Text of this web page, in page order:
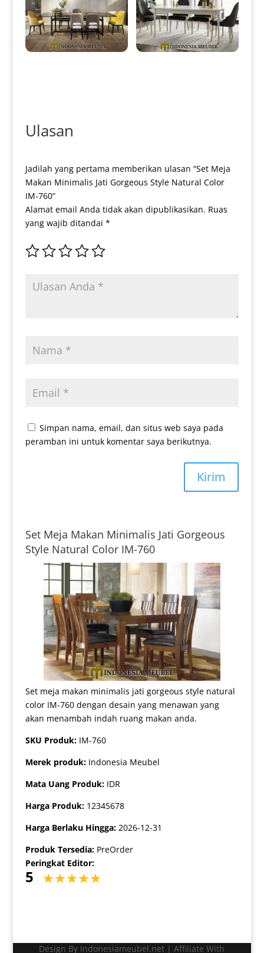
Ulasan
Jadilah yang pertama memberikan ulasan “Set Meja
Makan Minimalis Jati Gorgeous Style Natural Color
IM-760”
Alamat email Anda tidak akan dipublikasikan. Ruas
yang wajib ditandai *
Simpan nama, email, dan situs web saya pada
peramban ini untuk komentar saya berikutnya.
Kirim
Set Meja Makan Minimalis Jati Gorgeous
Style Natural Color IM-760
Set meja makan minimalis jati gorgeous style natural
color IM-760 dengan desain yang menawan yang
akan menambah indah ruang makan anda.
SKU Produk: IM-760
Merek produk: Indonesia Meubel
Mata Uang Produk: IDR
Harga Produk: 12345678
Harga Berlaku Hingga: 2026-12-31
Produk Tersedia: PreOrder
Peringkat Editor:
5
Design By Indonesiameubel.net | Affiliate With